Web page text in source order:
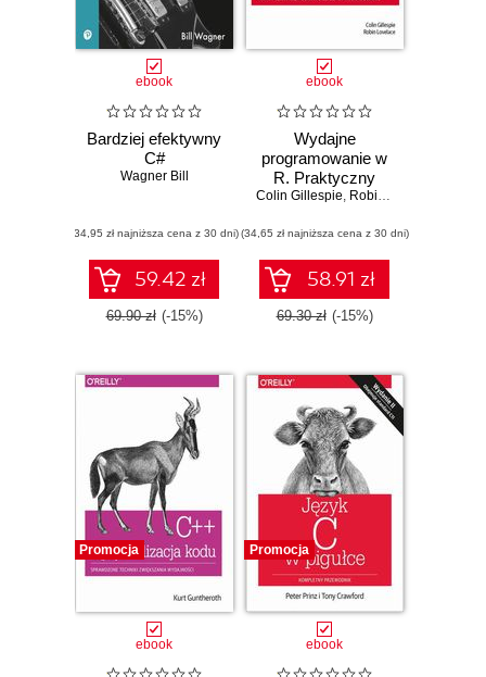
ebook
Bardziej efektywny
C#
Wagner Bill
(34,95 zł najniższa cena z 30 dni)
59.42 zł
69.90 zł (-15%)
ebook
Wydajne
programowanie w
R. Praktyczny
przewodnik po
programowaniu
Colin Gillespie, Robin Lovelace
(34,65 zł najniższa cena z 30 dni)
58.91 zł
69.30 zł (-15%)
Promocja
ebook
Promocja
ebook